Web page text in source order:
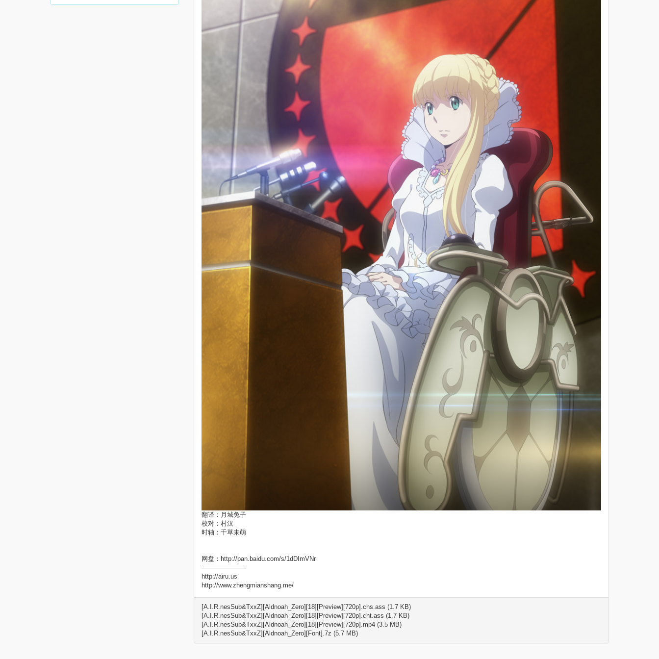
翻译：月城兔子
校对：村汉
时轴：千草未萌
网盘：http://pan.baidu.com/s/1dDImVNr
———————
http://airu.us
http://www.zhengmianshang.me/
[A.I.R.nesSub&TxxZ][Aldnoah_Zero][18][Preview][720p].chs.ass (1.7 KB)
[A.I.R.nesSub&TxxZ][Aldnoah_Zero][18][Preview][720p].cht.ass (1.7 KB)
[A.I.R.nesSub&TxxZ][Aldnoah_Zero][18][Preview][720p].mp4 (3.5 MB)
[A.I.R.nesSub&TxxZ][Aldnoah_Zero][Font].7z (5.7 MB)